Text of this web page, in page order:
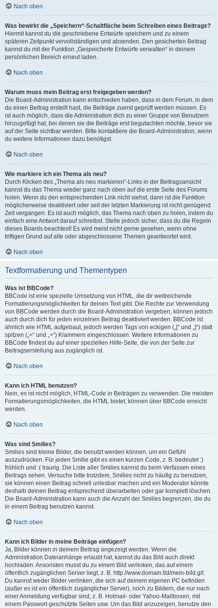
Nach oben
Was bewirkt die „Speichern“-Schaltfläche beim Schreiben eines Beitrags?
Hiermit kannst du die geschriebene Entwürfe speichern und zu einem
späteren Zeitpunkt vervollständigen und absenden. Den gesicherten Beitrag
kannst du mit der Funktion „Gespeicherte Entwürfe verwalten“ in deinem
persönlichen Bereich erneut laden.
Nach oben
Warum muss mein Beitrag erst freigegeben werden?
Die Board-Administration kann entschieden haben, dass in dem Forum, in dem
du einen Beitrag erstellt hast, die Beiträge zuerst geprüft werden müssen. Es
ist auch möglich, dass die Administration dich zu einer Gruppe von Benutzern
hinzugefügt hat, bei denen sie die Beiträge erst begutachten möchte, bevor sie
auf der Seite sichtbar werden. Bitte kontaktiere die Board-Administration, wenn
du weitere Informationen dazu benötigst.
Nach oben
Wie markiere ich ein Thema als neu?
Durch Klicken des „Thema als neu markieren“-Links in der Beitragsansicht
kannst du das Thema wieder ganz nach oben auf die erste Seite des Forums
holen. Wenn du den entsprechenden Link nicht siehst, dann ist die Funktion
möglicherweise deaktiviert oder seit der letzten Markierung ist nicht genügend
Zeit vergangen. Es ist auch möglich, das Thema nach oben zu holen, indem du
einfach eine Antwort darauf schreibst. Stelle jedoch sicher, dass du die Regeln
dieses Boards beachtest! Es wird meist nicht gerne gesehen, wenn ohne
triftigen Grund auf alte oder abgeschlossene Themen geantwortet wird.
Nach oben
Textformatierung und Thementypen
Was ist BBCode?
BBCode ist eine spezielle Umsetzung von HTML, die dir weitreichende
Formatierungsmöglichkeiten für deinen Text gibt. Die Rechte zur Verwendung
von BBCode werden durch die Board-Administration vergeben, können jedoch
auch durch dich für jeden einzelnen Beitrag deaktiviert werden. BBCode ist
ähnlich wie HTML aufgebaut, jedoch werden Tags von eckigen („[“ und „]“) statt
spitzen („<“ und „>“) Klammern eingeschlossen. Weitere Informationen zu
BBCode findest du auf einer speziellen Hilfe-Seite, die von der Seite zur
Beitragserstellung aus zugänglich ist.
Nach oben
Kann ich HTML benutzen?
Nein, es ist nicht möglich, HTML-Code in Beiträgen zu verwenden. Die meisten
Formatierungsmöglichkeiten, die HTML bietet, können über BBCode erreicht
werden.
Nach oben
Was sind Smilies?
Smilies sind kleine Bilder, die benutzt werden können, um ein Gefühl
auszudrücken. Für jeden Smilie gibt es einen kurzen Code, z. B. bedeutet :)
fröhlich und :( traurig. Die Liste aller Smilies kannst du beim Verfassen eines
Beitrags sehen. Versuche bitte trotzdem, Smilies nicht zu häufig zu benutzen,
sie können einen Beitrag schnell unlesbar machen und ein Moderator könnte
deshalb deinen Beitrag entsprechend überarbeiten oder gar komplett löschen.
Die Board-Administration kann auch die Anzahl der Smilies begrenzen, die du
in einem Beitrag benutzen kannst.
Nach oben
Kann ich Bilder in meine Beiträge einfügen?
Ja, Bilder können in deinem Beitrag angezeigt werden. Wenn die
Administration Dateianhänge erlaubt hat, kannst du das Bild auch direkt
hochladen. Ansonsten musst du zu einem Bild verlinken, das auf einem
öffentlich zugänglichen Server liegt, z. B. http://www.domain.tld/mein-bild.gif.
Du kannst weder Bilder verlinken, die sich auf deinem eigenen PC befinden
(außer es ist ein öffentlich zugänglicher Server), noch zu Bildern, die nur nach
einer Anmeldung verfügbar sind, z. B. Hotmail- oder Yahoo-Mailboxen, mit
einem Passwort geschützte Seiten usw. Um das Bild anzuzeigen, benutze den